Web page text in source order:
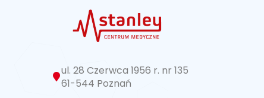
ul. 28 Czerwca 1956 r. nr 135
61-544 Poznań